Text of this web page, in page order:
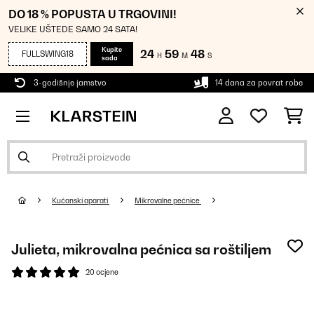
DO 18 % POPUSTA U TRGOVINI!
VELIKE UŠTEDE SAMO 24 SATA!
FULLSWING18
Kupite
sada
24 H 59 M 48 S
3-godišnje jamstvo 14 dana za povrat robe
Kućanski aparati Mikrovalne pećnice
Julieta, mikrovalna pećnica sa roštiljem
20 ocjene